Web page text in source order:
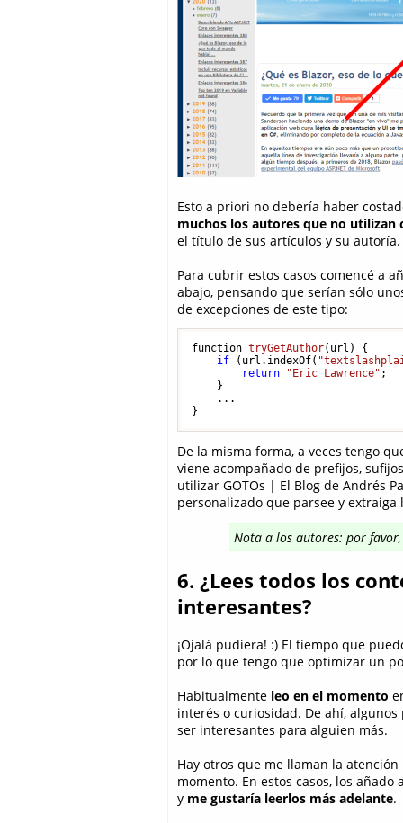
Esto a priori no debería haber
muchos los autores que no
el título de sus artículos y su autoría.
Para cubrir estos casos comencé a
abajo, pensando que serían sólo
de excepciones de este tipo:
function tryGetAuthor( url )
{
if (url.indexOf(
return
"Eric Lawrence" ;
    }
    ...
De la misma forma, a veces tengo
viene acompañado de prefijos,
utilizar GOTOs | El Blog de Andrés
personalizado que parsee y
Nota a los autores: por
6. ¿Lees todos los
interesantes?
¡Ojalá pudiera! :) El tiempo que
por lo que tengo que optimizar un
Habitualmente leo en el momento
interés o curiosidad. De ahí,
ser interesantes para alguien más.
Hay otros que me llaman la
momento. En estos casos, los
y me gustaría leerlos más adelante.